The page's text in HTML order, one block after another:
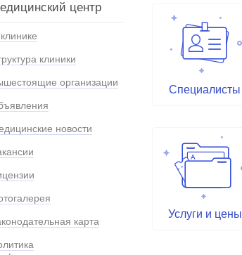
центр
клиники
организации
новости
карта
Специалисты
Услуги и цены